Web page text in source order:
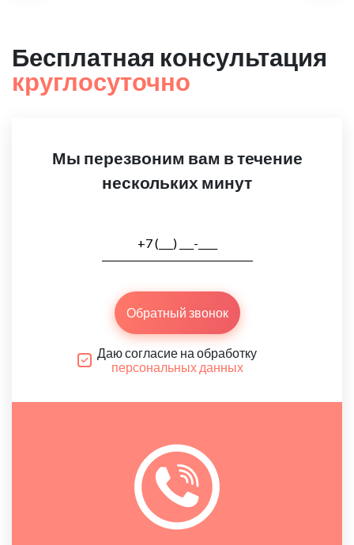
Бесплатная консультация
круглосуточно
Мы перезвоним вам в течение
нескольких минут
Обратный звонок
Даю согласие на обработку
персональных данных